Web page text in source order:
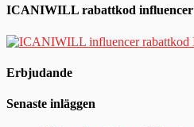
ICANIWILL rabattkod influencer
Erbjudande
Senaste inläggen